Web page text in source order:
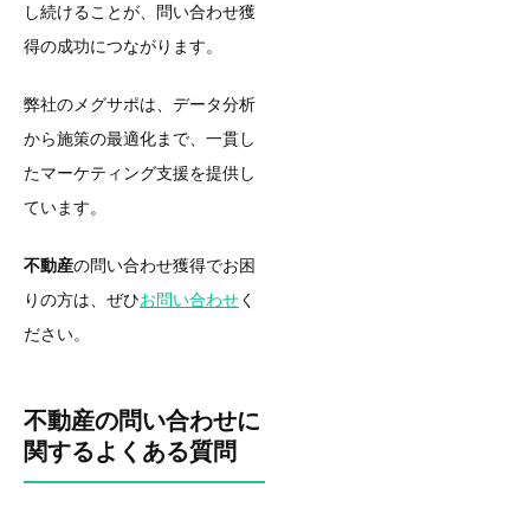
し続けることが、問い合わせ獲
得の成功につながります。
弊社のメグサポは、データ分析
から施策の最適化まで、一貫し
たマーケティング支援を提供し
ています。
不動産の問い合わせ獲得でお困
りの方は、ぜひお問い合わせく
ださい。
不動産の問い合わせに
関するよくある質問